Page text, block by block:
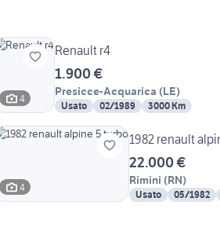
4
Renault r4
1.900 €
Presicce-Acquarica (LE)
Usato 02/1989 3000 Km
4
1982 renault
22.000 €
Rimini (RN)
Usato 05/1982